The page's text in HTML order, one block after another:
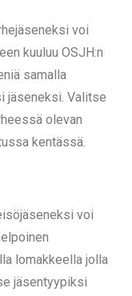
voi
kuuluu OSJH:n
samalla
jäseneksi. Valitse
olevan
kentässä.
voi
lomakkeella jolla
jäsentyypiksi